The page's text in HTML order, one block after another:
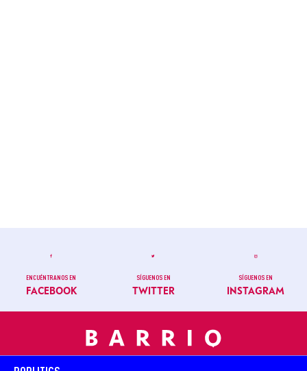
ENCUÉNTRANOS EN
FACEBOOK
SÍGUENOS EN
TWITTER
SÍGUENOS EN
INSTAGRAM